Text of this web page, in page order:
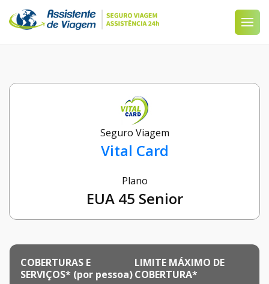
Seguro Viagem
Vital Card
Plano
EUA 45 Senior
COBERTURAS E
SERVIÇOS* (por pessoa)
LIMITE MÁXIMO DE
COBERTURA*